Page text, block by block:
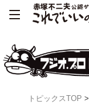
トピックスTOP >